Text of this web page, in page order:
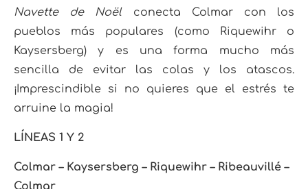
Navette de Noëlconecta Colmar con los
pueblos más populares (como Riquewihr o
Kaysersberg) y es una forma mucho más
sencilla de evitar las colas y los atascos.
¡Imprescindible si no quieres que el estrés te
arruine la magia!
LÍNEAS 1 Y 2
Colmar – Kaysersberg – Riquewihr – Ribeauvillé –
Colmar